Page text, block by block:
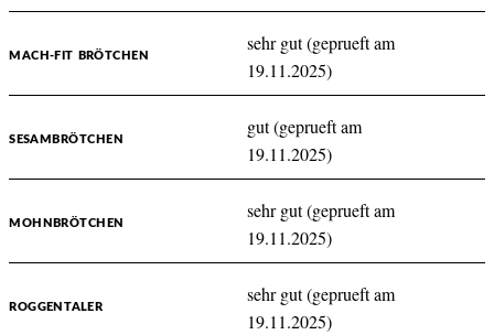
MACH-FIT BRÖTCHEN
sehr gut (geprueft am
19.11.2025)
SESAMBRÖTCHEN
gut (geprueft am
19.11.2025)
MOHNBRÖTCHEN
sehr gut (geprueft am
19.11.2025)
ROGGENTALER
sehr gut (geprueft am
19.11.2025)